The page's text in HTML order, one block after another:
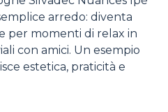
arredo: diventa
per momenti di relax in
con amici. Un esempio
estetica, praticità e